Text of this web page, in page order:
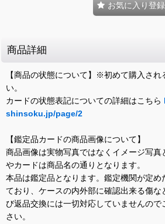
お気に入り登録
商品詳細
【商品の状態について】※初めて購入され
い。
カードの状態表記についての詳細はこちら
shinsoku.jp/page/2
【鑑定品カードの商品画像について】
商品画像は実物写真ではなくイメージ写真
やカードは商品名の通りとなります。
本品は鑑定品となります。鑑定機関が定め
ており、ケースの内外部に確認出来る傷な
び返品交換には一切対応していませんの
さい。